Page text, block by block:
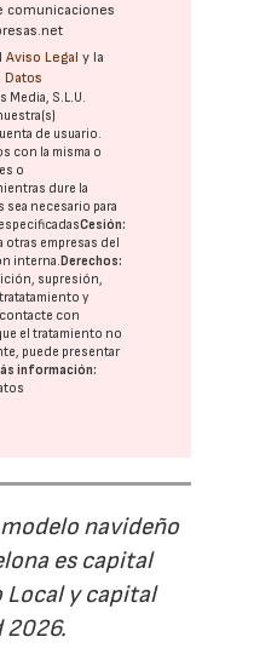
comunicaciones
Aviso Legal y la
Datos
Media, S.L.U.
de usuario.
con la misma o
o
dure la
necesario para
Cesión:
otras empresas del
interna. Derechos:
supresión,
y
contacte con
el tratamiento no
puede presentar
información:
navideño
es capital
Local y capital
2026.